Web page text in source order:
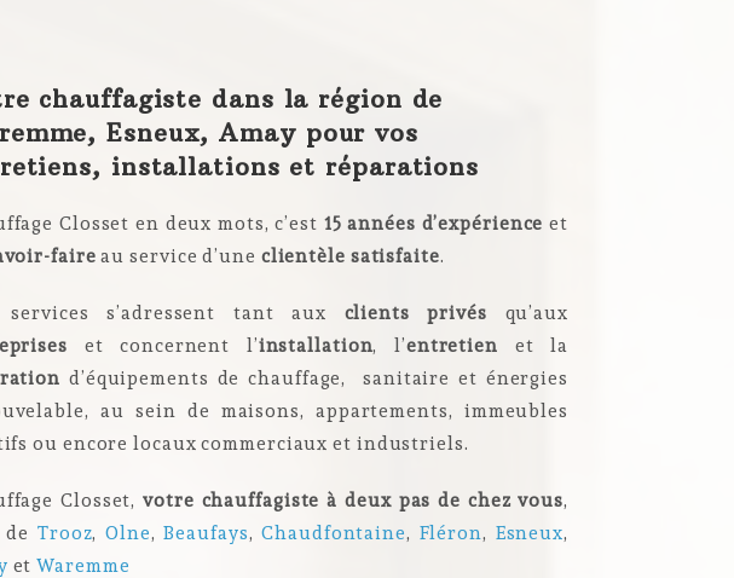
chauffagiste dans la région de
Esneux, Amay pour vos
installations et réparations
Closset en deux mots, c’est 15 années d’expérience et
faire au service d’une clientèle satisfaite.
services s’adressent tant aux clients privés qu’aux
et concernent l’installation, l’entretien et la
d’équipements de chauffage, sanitaire et énergies
au sein de maisons, appartements, immeubles
ou encore locaux commerciaux et industriels.
Closset,votre chauffagiste à deux pas de chez vous,
Trooz,Olne,Beaufays,Chaudfontaine, Fléron, Esneux,
etWaremme